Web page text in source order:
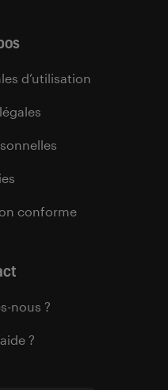
d’utilisation
conforme
nous ?
?